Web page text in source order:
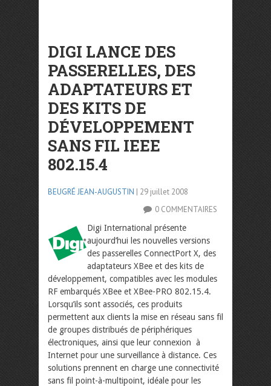
DIGI LANCE DES
PASSERELLES, DES
ADAPTATEURS ET
DES KITS DE
DÉVELOPPEMENT
SANS FIL IEEE
802.15.4
BEUGRÉ JEAN-AUGUSTIN | 29 juillet 2008
0 COMMENTAIRES
Digi International présente
aujourd’hui les nouvelles versions
des passerelles ConnectPort X, des
adaptateurs XBee et des kits de
développement, compatibles avec les modules
RF embarqués XBee et XBee-PRO 802.15.4.
Lorsqu’ils sont associés, ces produits
permettent aux clients la mise en réseau sans fil
de groupes distribués de périphériques
électroniques, ainsi que leur connexion à
Internet pour une surveillance à distance. Ces
solutions prennent en charge une connectivité
sans fil point-à-multipoint, idéale pour les